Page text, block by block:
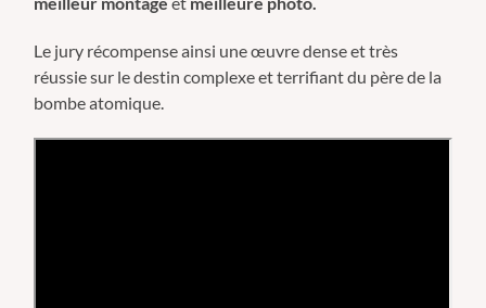
Le jury récompense ainsi une œuvre dense et très
réussie sur le destin complexe et terrifiant du père de la
bombe atomique.